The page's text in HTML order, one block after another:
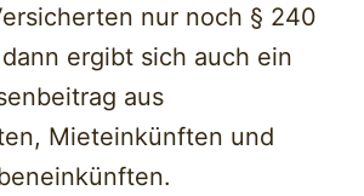
nur noch § 240
dann ergibt sich auch ein
aus
Mieteinkünften und